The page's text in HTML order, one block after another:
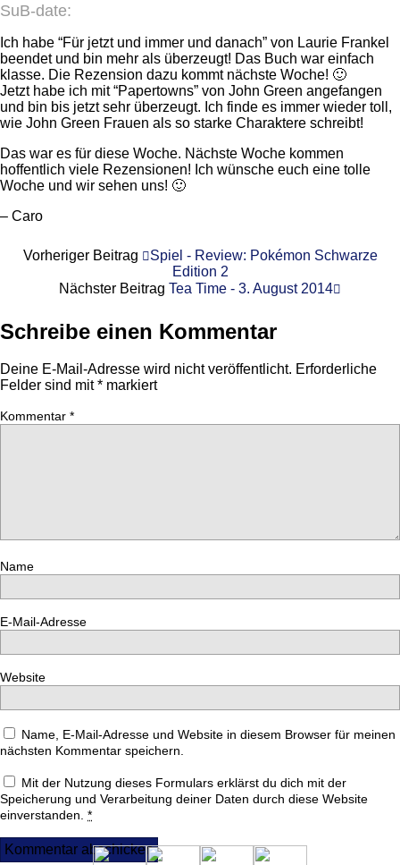
SuB-date:
Ich habe “Für jetzt und immer und danach” von Laurie Frankel
beendet und bin mehr als überzeugt! Das Buch war einfach
klasse. Die Rezension dazu kommt nächste Woche! 🙂
Jetzt habe ich mit “Papertowns” von John Green angefangen
und bin bis jetzt sehr überzeugt. Ich finde es immer wieder toll,
wie John Green Frauen als so starke Charaktere schreibt!
Das war es für diese Woche. Nächste Woche kommen
hoffentlich viele Rezensionen! Ich wünsche euch eine tolle
Woche und wir sehen uns! 🙂
– Caro
Vorheriger Beitrag
Spiel - Review: Pokémon Schwarze
Edition 2
Nächster Beitrag Tea Time - 3. August 2014
Schreibe einen Kommentar
Deine E-Mail-Adresse wird nicht veröffentlicht. Erforderliche
Felder sind mit* markiert
Kommentar *
Name
E-Mail-Adresse
Website
Name, E-Mail-Adresse und Website in diesem Browser für meinen
nächsten Kommentar speichern.
Mit der Nutzung dieses Formulars erklärst du dich mit der
Speicherung und Verarbeitung deiner Daten durch diese Website
einverstanden. *